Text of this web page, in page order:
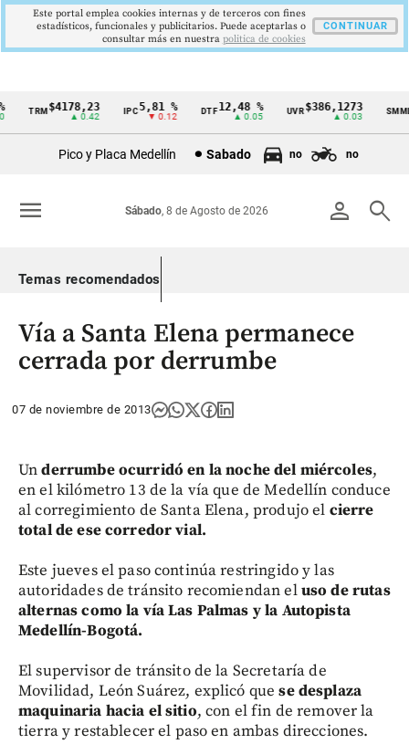
Cintillo
Colombia
TRM$4178,23
▲ 0.42
IPC5,81 %
▼ 0.12
DTF12,48 %
▲ 0.05
UVR$386,1273
▲ 0.03
SMMLV
Pico y Placa Medellín Sabado no no
person search
Sábado, 8 de Agosto de 2026
menu
Temas recomendados
Vía a Santa Elena permanece
cerrada por derrumbe
07 de noviembre de 2013
Underrumbe ocurridó en la noche del miércoles,
en el kilómetro 13 de la vía que de Medellín conduce
al corregimiento de Santa Elena, produjo el cierre
total de ese corredor vial.
Este jueves el paso continúa restringido y las
autoridades de tránsito recomiendan eluso de rutas
alternas como la vía Las Palmas y la Autopista
Medellín-Bogotá.
El supervisor de tránsito de la Secretaría de
Movilidad, León Suárez, explicó quese desplaza
maquinaria hacia el sitio, con el fin de remover la
tierra y restablecer el paso en ambas direcciones.
Este portal emplea cookies internas y de terceros con fines
estadísticos, funcionales y publicitarios. Puede aceptarlas o
consultar más en nuestra politica de cookies
CONTINUAR